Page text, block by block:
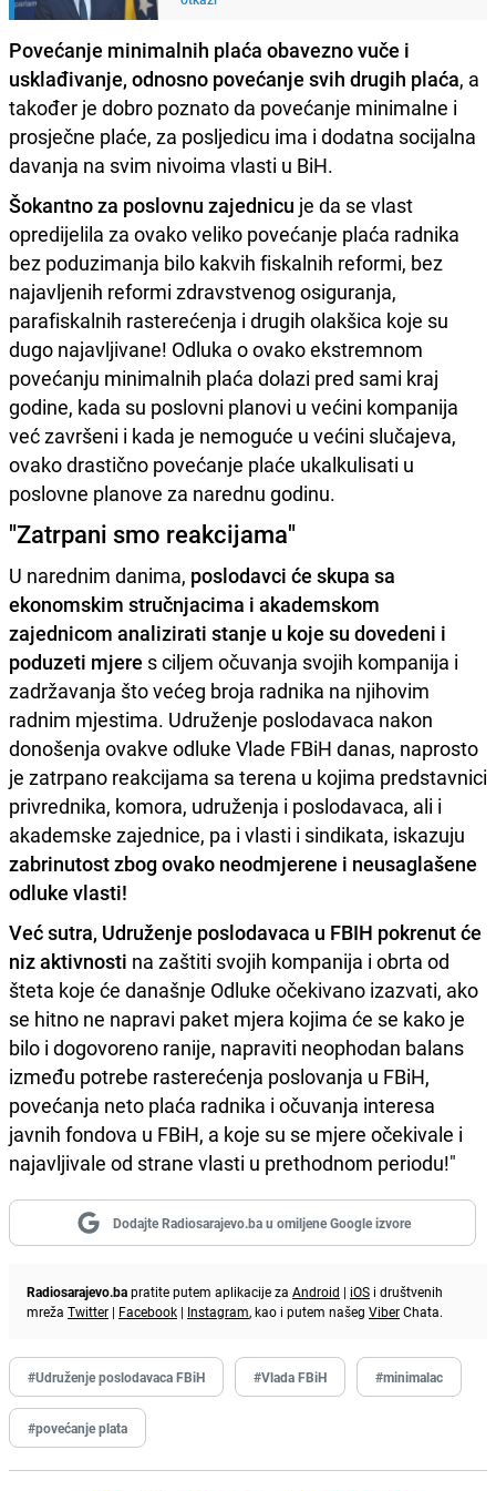
Povećanje minimalnih plaća obavezno vuče i
usklađivanje, odnosno povećanje svih drugih plaća, a
također je dobro poznato da povećanje minimalne i
prosječne plaće, za posljedicu ima i dodatna socijalna
davanja na svim nivoima vlasti u BiH.
Šokantno za poslovnu zajednicu je da se vlast
opredijelila za ovako veliko povećanje plaća radnika
bez poduzimanja bilo kakvih fiskalnih reformi, bez
najavljenih reformi zdravstvenog osiguranja,
parafiskalnih rasterećenja i drugih olakšica koje su
dugo najavljivane! Odluka o ovako ekstremnom
povećanju minimalnih plaća dolazi pred sami kraj
godine, kada su poslovni planovi u većini kompanija
već završeni i kada je nemoguće u većini slučajeva,
ovako drastično povećanje plaće ukalkulisati u
poslovne planove za narednu godinu.
"Zatrpani smo reakcijama"
U narednim danima, poslodavci će skupa sa
ekonomskim stručnjacima i akademskom
zajednicom analizirati stanje u koje su dovedeni i
poduzeti mjere s ciljem očuvanja svojih kompanija i
zadržavanja što većeg broja radnika na njihovim
radnim mjestima. Udruženje poslodavaca nakon
donošenja ovakve odluke Vlade FBiH danas, naprosto
je zatrpano reakcijama sa terena u kojima predstavnici
privrednika, komora, udruženja i poslodavaca, ali i
akademske zajednice, pa i vlasti i sindikata, iskazuju
zabrinutost zbog ovako neodmjerene i neusaglašene
odluke vlasti!
Već sutra, Udruženje poslodavaca u FBIH pokrenut će
niz aktivnosti na zaštiti svojih kompanija i obrta od
šteta koje će današnje Odluke očekivano izazvati, ako
se hitno ne napravi paket mjera kojima će se kako je
bilo i dogovoreno ranije, napraviti neophodan balans
između potrebe rasterećenja poslovanja u FBiH,
povećanja neto plaća radnika i očuvanja interesa
javnih fondova u FBiH, a koje su se mjere očekivale i
najavljivale od strane vlasti u prethodnom periodu!"
Dodajte Radiosarajevo.ba u omiljene Google izvore
Radiosarajevo.bapratite putem aplikacije za Android | iOS i društvenih
mreža Twitter | Facebook | Instagram, kao i putem našeg ViberChata.
#Udruženje poslodavaca FBiH #Vlada FBiH #minimalac
#povećanje plata